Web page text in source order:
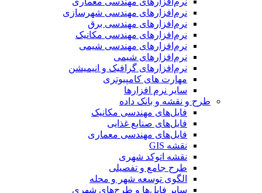
نرم‌افزارهای مهندسی شهرسازی
نرم‌افزارهای مهندسی برق
نرم‌افزارهای مهندسی مکانیک
نرم‌افزارهای مهندسی شیمی
نرم‌افزارهای شیمی
نرم‌افزارهای گرافیک و انیمیشن
مهارت های کامپیوتری
سایر نرم افزارها
طرح و نقشه و بانک داده
فایل‌های مهندسی مکانیک
فایل‌های صنایع غذایی
فایل‌های مهندسی معماری
نقشه GIS
نقشه اتوکد شهری
طرح جامع و تفصیلی
الگوی توسعه شهر و محله
سایر فایل‌ها و طرح‌های شهری